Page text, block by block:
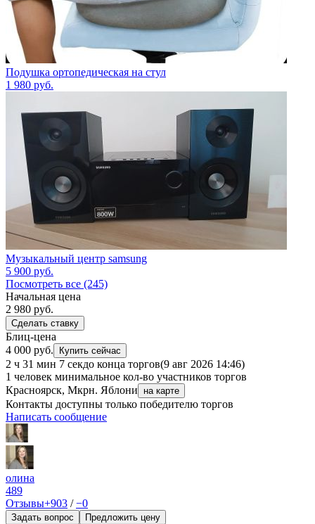
Подушка ортопедическая на стул
1 980 руб.
Музыкальный центр samsung
5 900 руб.
Посмотреть все (245)
Начальная цена
2 980 руб.
Сделать ставку
Блиц-цена
4 000 руб.
Купить сейчас
2 ч 31 мин 7 секдо конца торгов(9 авг 2026 14:46)
1 человек минимальное кол-во участников торгов
Красноярск, Мкрн. Яблони
на карте
Контакты доступны только победителю торгов
Написать сообщение
олина
489
Отзывы+903 /−0
Задать вопрос Предложить цену